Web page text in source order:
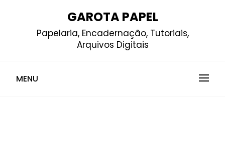
GAROTA PAPEL
Papelaria, Encadernação, Tutoriais,
Arquivos Digitais
MENU